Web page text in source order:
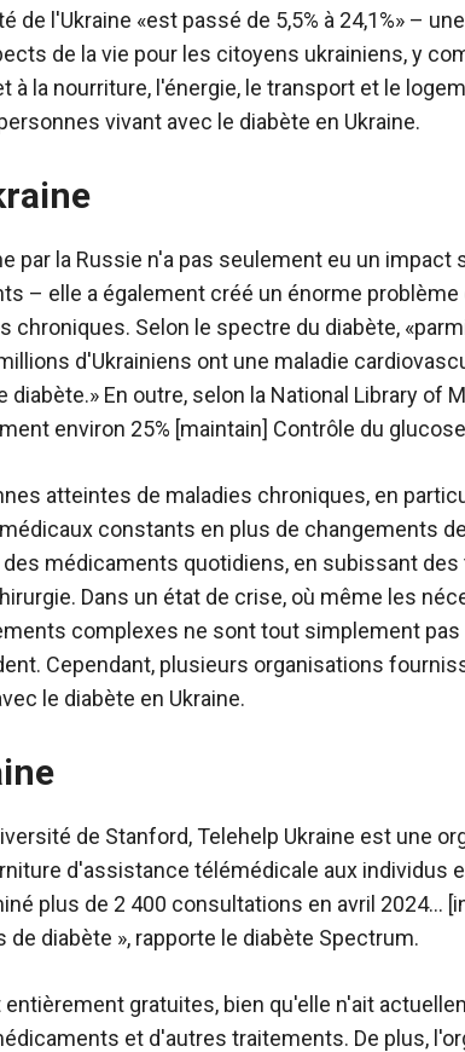
de l'Ukraine «est passé de 5,5% à 24,1%» –
de la vie pour les citoyens ukrainiens, y
à la nourriture, l'énergie, le transport et le
vivant avec le diabète en Ukraine.
par la Russie n'a pas seulement eu un impact
– elle a également créé un énorme
chroniques. Selon le spectre du diabète,
d'Ukrainiens ont une maladie
En outre, selon la National Library of
environ 25% [maintain] Contrôle du
atteintes de maladies chroniques, en
constants en plus de changements
médicaments quotidiens, en subissant
Dans un état de crise, où même les
complexes ne sont tout simplement
Cependant, plusieurs organisations
le diabète en Ukraine.
de Stanford, Telehelp Ukraine est une
d'assistance télémédicale aux individus
plus de 2 400 consultations en avril 2024…
diabète », rapporte le diabète Spectrum.
gratuites, bien qu'elle n'ait
et d'autres traitements. De plus,